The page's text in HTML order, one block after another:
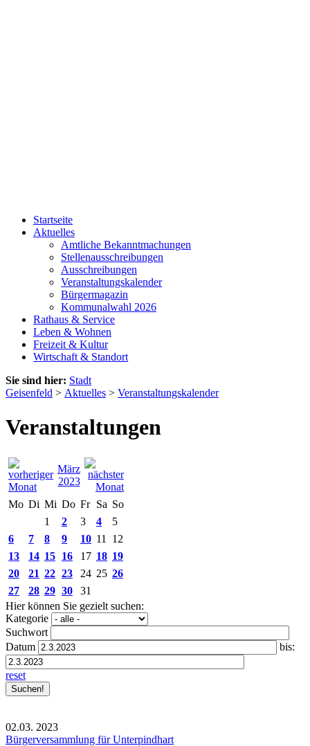
Startseite
Aktuelles
Amtliche Bekanntmachungen
Stellenausschreibungen
Ausschreibungen
Veranstaltungskalender
Bürgermagazin
Kommunalwahl 2026
Rathaus & Service
Leben & Wohnen
Freizeit & Kultur
Wirtschaft & Standort
Sie sind hier: Stadt
Geisenfeld > Aktuelles > Veranstaltungskalender
Veranstaltungen
März
2023
Mo Di Mi Do Fr Sa So
1
2 3 4
5
6
7 8 9 10 11
12
13
14 15 16 17 18 19
20
21 22 23 24 25 26
27
28 29 30
31
Hier können Sie gezielt suchen:
Kategorie
Suchwort
Datum
bis:
reset
02.03. 2023
Bürgerversammlung für Unterpindhart